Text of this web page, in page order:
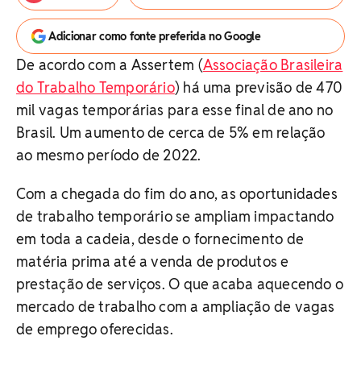
Adicionar como fonte preferida no Google
De acordo com a Assertem (Associação Brasileira
do Trabalho Temporário) há uma previsão de 470
mil vagas temporárias para esse final de ano no
Brasil. Um aumento de cerca de 5% em relação
ao mesmo período de 2022.
Com a chegada do fim do ano, as oportunidades
de trabalho temporário se ampliam impactando
em toda a cadeia, desde o fornecimento de
matéria prima até a venda de produtos e
prestação de serviços. O que acaba aquecendo o
mercado de trabalho com a ampliação de vagas
de emprego oferecidas.